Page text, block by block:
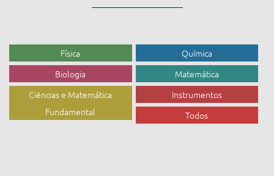
Física
Química
Biologia
Matemática
Ciências e Matemática
Fundamental
Instrumentos
Todos